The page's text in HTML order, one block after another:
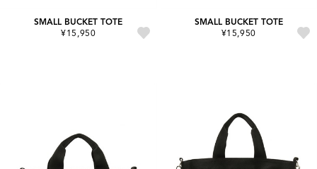
SMALL BUCKET TOTE
¥15,950
SMALL BUCKET TOTE
¥15,950